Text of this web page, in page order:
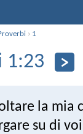
› 1
1:23
la mia
su di